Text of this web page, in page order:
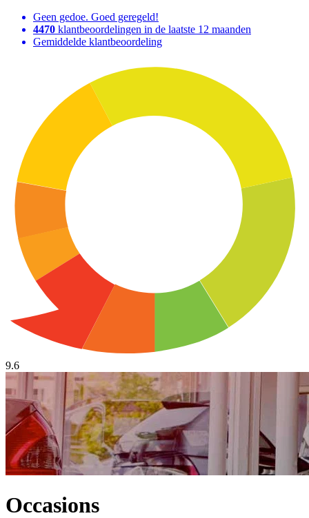
Geen gedoe. Goed geregeld!
4470 klantbeoordelingen in de laatste 12 maanden
Gemiddelde klantbeoordeling
9.6
Occasions